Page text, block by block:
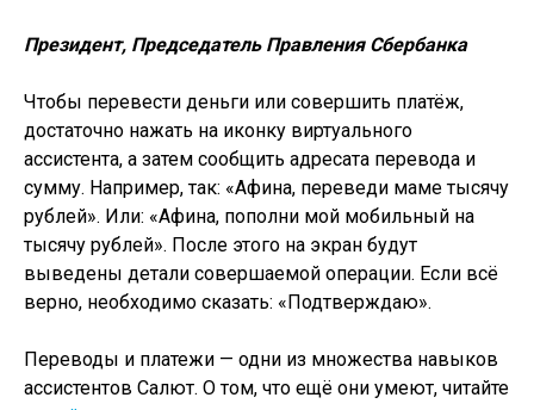
Президент, Председатель Правления Сбербанка
Чтобы перевести деньги или совершить платёж,
достаточно нажать на иконку виртуального
ассистента, а затем сообщить адресата перевода и
сумму. Например, так: «Афина, переведи маме тысячу
рублей». Или: «Афина, пополни мой мобильный на
тысячу рублей». После этого на экран будут
выведены детали совершаемой операции. Если всё
верно, необходимо сказать: «Подтверждаю».
Переводы и платежи — одни из множества навыков
ассистентов Салют. О том, что ещё они умеют, читайте